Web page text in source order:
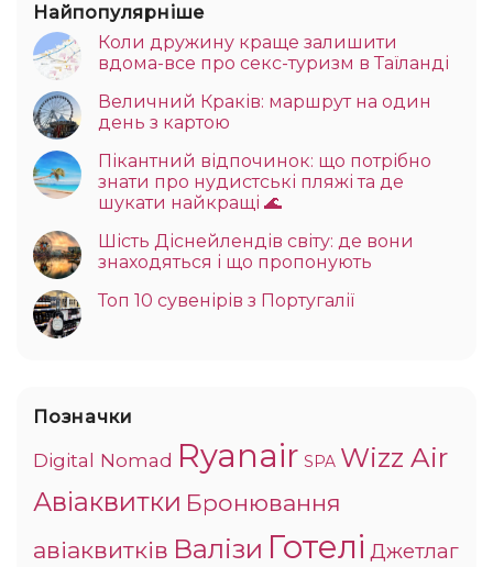
Найпопулярніше
Коли дружину краще залишити
вдома-все про секс-туризм в Таїланді
Величний Краків: маршрут на один
день з картою
Пікантний відпочинок: що потрібно
знати про нудистські пляжі та де
шукати найкращі 🌊
Шість Діснейлендів світу: де вони
знаходяться і що пропонують
Топ 10 сувенірів з Португалії
Позначки
Digital Nomad Ryanair SPA Wizz Air
Авіаквитки Бронювання
авіаквитків Валізи Готелі Джетлаг